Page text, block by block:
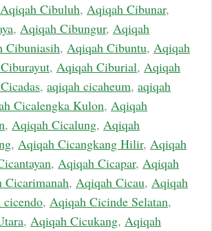
Aqiqah Cibuluh, Aqiqah Cibunar,
, Aqiqah Cibungur, Aqiqah
Cibuniasih, Aqiqah Cibuntu, Aqiqah
, Aqiqah Ciburial, Aqiqah
, aqiqah cicaheum, aqiqah
Cicalengka Kulon, Aqiqah
, Aqiqah Cicalung, Aqiqah
, Aqiqah Cicangkang Hilir, Aqiqah
, Aqiqah Cicapar, Aqiqah
Cicarimanah, Aqiqah Cicau, Aqiqah
cicendo, Aqiqah Cicinde Selatan,
, Aqiqah Cicukang, Aqiqah